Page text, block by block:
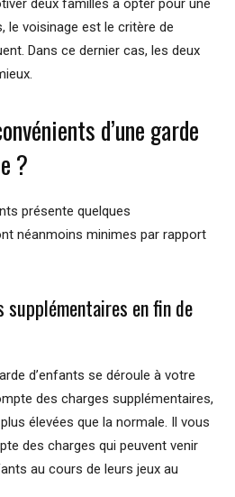
deux familles à opter pour une
le voisinage est le critère de
Dans ce dernier cas, les deux
d’une garde
?
présente quelques
néanmoins minimes par rapport
supplémentaires en fin de
d’enfants se déroule à votre
des charges supplémentaires,
élevées que la normale. Il vous
des charges qui peuvent venir
au cours de leurs jeux au